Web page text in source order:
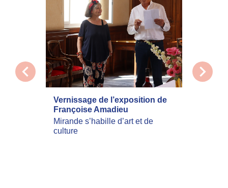
Vernissage de l’exposition de
Françoise Amadieu
Mirande s’habille d’art et de
culture
chevron_left chevron_right